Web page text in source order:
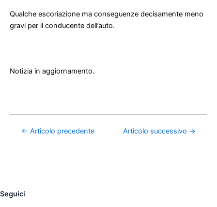
Qualche escoriazione ma conseguenze decisamente meno
gravi per il conducente dell’auto.
Notizia in aggiornamento.
← Articolo precedente Articolo successivo →
Seguici